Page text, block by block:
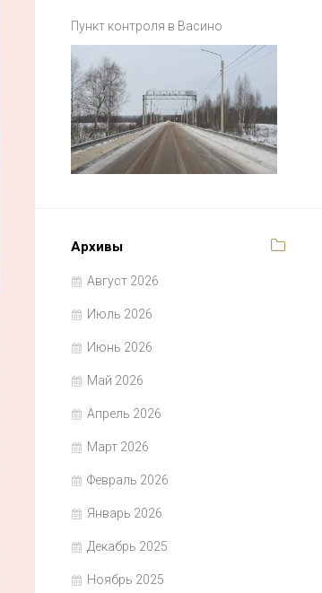
Пункт контроля в Васино
Архивы
Август 2026
Июль 2026
Июнь 2026
Май 2026
Апрель 2026
Март 2026
Февраль 2026
Январь 2026
Декабрь 2025
Ноябрь 2025